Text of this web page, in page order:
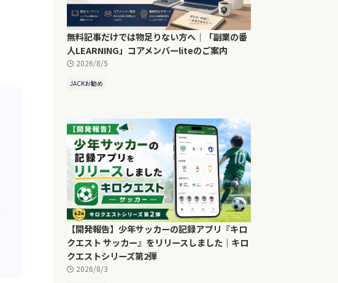
無料記事だけでは物足りない方へ｜「副業の番
人LEARNING」コアメンバーliteのご案内
2026/8/5
JACKお勧め
【開発報告】少年サッカーの記録アプリ『キロ
クエスト サッカー』をリリースしました｜キロ
クエストシリーズ第2弾
2026/8/3